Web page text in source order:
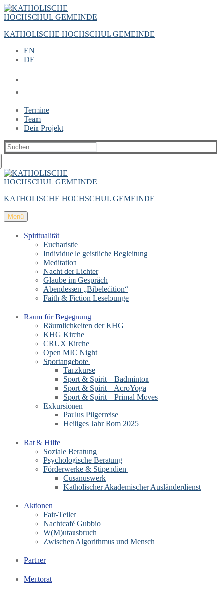
Zum
Inhalt
Menü
Schließen
KATHOLISCHE HOCHSCHUL GEMEINDE
EN
DE
Termine
Team
Dein Projekt
Suchen
nach:
KATHOLISCHE HOCHSCHUL GEMEINDE
Menü
Spiritualität
Eucharistie
Individuelle geistliche Begleitung
Meditation
Nacht der Lichter
Glaube im Gespräch
Abendessen „Bibeledition“
Faith & Fiction Leselounge
Raum für Begegnung
Räumlichkeiten der KHG
KHG Kirche
CRUX Kirche
Open MIC Night
Sportangebote
Tanzkurse
Sport & Spirit – Badminton
Sport & Spirit – AcroYoga
Sport & Spirit – Primal Moves
Exkursionen
Paulus Pilgerreise
Heiliges Jahr Rom 2025
Rat & Hilfe
Soziale Beratung
Psychologische Beratung
Förderwerke & Stipendien
Cusanuswerk
Katholischer Akademischer Ausländerdienst
Aktionen
Fair-Teiler
Nachtcafé Gubbio
W(M)utausbruch
Zwischen Algorithmus und Mensch
Partner
Mentorat